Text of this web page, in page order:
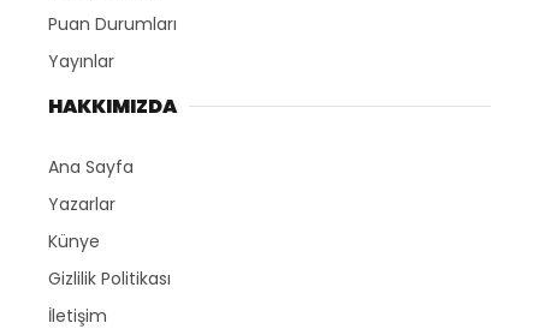
Puan Durumları
Yayınlar
HAKKIMIZDA
Ana Sayfa
Yazarlar
Künye
Gizlilik Politikası
İletişim